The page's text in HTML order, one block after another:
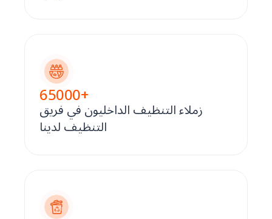
65000+
زملاء التنظيف الداخليون في فريق
التنظيف لدينا